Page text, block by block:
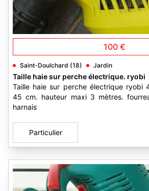
100 €
Saint-Doulchard (18) Jardin
Taille haie sur perche électrique. ryobi
Taille haie sur perche électrique ryobi
45 cm. hauteur maxi 3 mètres.
harnais
Particulier